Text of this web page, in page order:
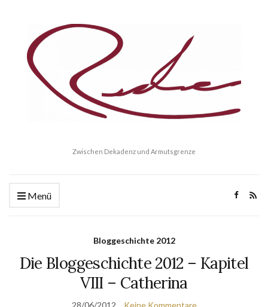
Zwischen Dekadenz und Armutsgrenze
Menü
Bloggeschichte 2012
Die Bloggeschichte 2012 – Kapitel
VIII – Catherina
28/06/2012 Keine Kommentare